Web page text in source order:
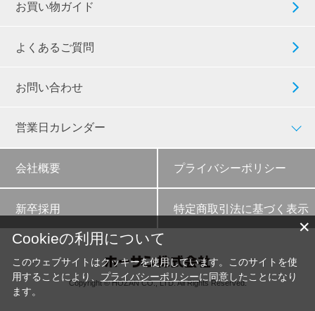
お買い物ガイド
よくあるご質問
お問い合わせ
営業日カレンダー
会社概要 プライバシーポリシー
新卒採用 特定商取引法に基づく表示
Copyright © HOZAN CO., LTD. All Rights Reserved.
✕
Cookieの利用について
このウェブサイトはクッキーを使用しています。このサイトを使
用することにより、 プライバシーポリシーに同意したことになり
ます。